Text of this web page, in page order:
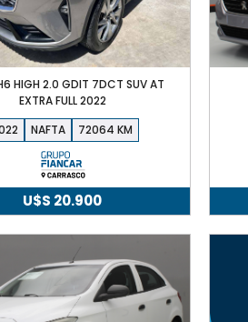
HIGH 2.0 GDIT 7DCT SUV AT
EXTRA FULL 2022
NAFTA 72064
U$S 20.900